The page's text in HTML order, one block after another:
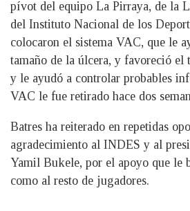
pívot del equipo La Pirraya, de la
del Instituto Nacional de los
colocaron el sistema VAC, que le
tamaño de la úlcera, y favoreció
y le ayudó a controlar probables
VAC le fue retirado hace dos
Batres ha reiterado en repetidas
agradecimiento al INDES y al
Yamil Bukele, por el apoyo que le
como al resto de jugadores.